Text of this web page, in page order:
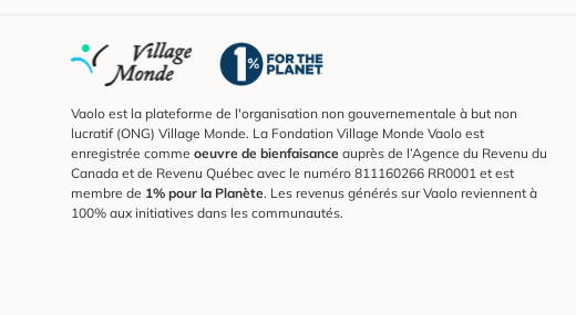
Vaolo est la plateforme de l'organisation non gouvernementale à but non
lucratif (ONG) Village Monde. La Fondation Village Monde Vaolo est
enregistrée comme oeuvre de bienfaisance auprès de l’Agence du Revenu du
Canada et de Revenu Québec avec le numéro 811160266 RR0001 et est
membre de 1% pour la Planète. Les revenus générés sur Vaolo reviennent à
100% aux initiatives dans les communautés.